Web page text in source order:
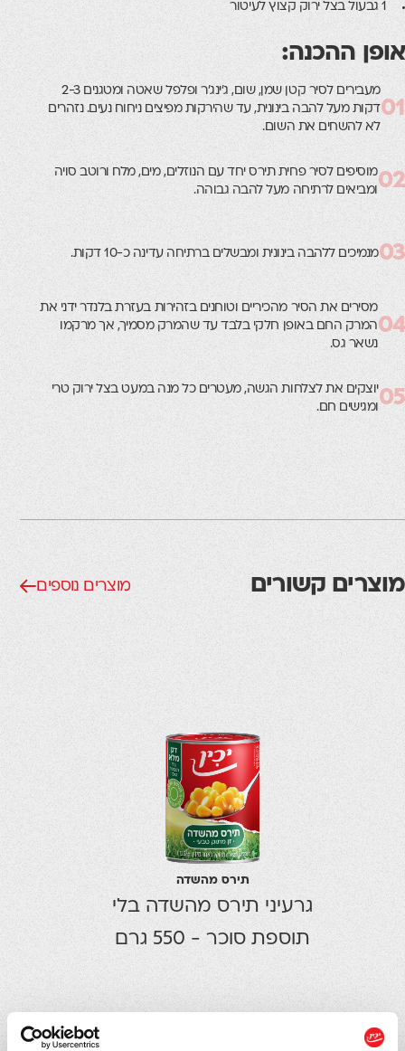
1 גבעול בצל ירוק קצוץ לעיטור
אופן ההכנה:
01
מעבירים לסיר קטן שמן, שום, ג'ינג'ר ופלפל שאטה ומטגנים 2-3
דקות מעל להבה בינונית, עד שהירקות מפיצים ניחוח נעים. נזהרים
לא להשחים את השום.
02מוסיפים לסיר פחית תירס יחד עם הנוזלים, מים, מלח ורוטב סויה
ומביאים לרתיחה מעל להבה גבוהה.
03מנמיכים ללהבה בינונית ומבשלים ברתיחה עדינה כ-10 דקות.
04
מסירים את הסיר מהכיריים וטוחנים בזהירות בעזרת בלנדר ידני את
המרק החם באופן חלקי בלבד עד שהמרק מסמיך, אך מרקמו
נשאר גס.
05יוצקים את לצלחות הגשה, מעטרים כל מנה במעט בצל ירוק טרי
ומגישים חם.
מוצרים קשורים מוצרים נוספים
תירס מהשדה
גרעיני תירס מהשדה בלי
תוספת סוכר - 550 גרם